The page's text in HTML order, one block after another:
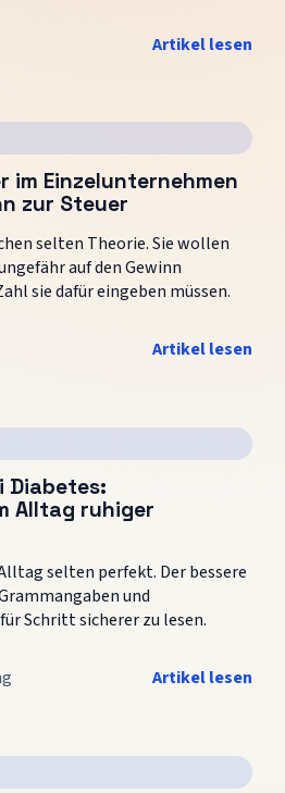
Artikel lesen
im Einzelunternehmen
zur Steuer
selten Theorie. Sie wollen
auf den Gewinn
sie dafür eingeben müssen.
Artikel lesen
Diabetes:
Alltag ruhiger
selten perfekt. Der bessere
und
Schritt sicherer zu lesen.
Artikel lesen